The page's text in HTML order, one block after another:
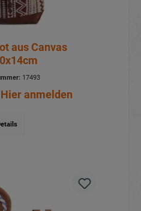
aus Canvas
17493
Hier anmelden